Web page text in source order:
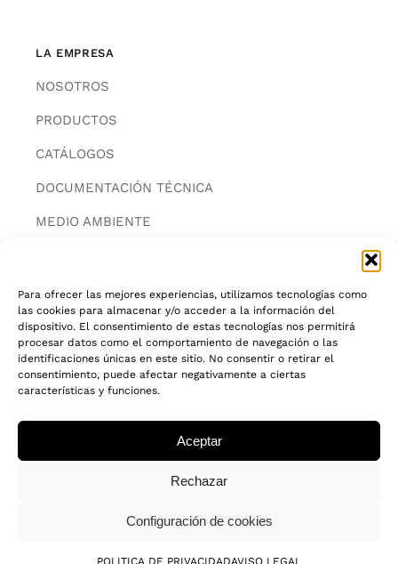
Para ofrecer las mejores experiencias, utilizamos tecnologías como
las cookies para almacenar y/o acceder a la información del
dispositivo. El consentimiento de estas tecnologías nos permitirá
procesar datos como el comportamiento de navegación o las
identificaciones únicas en este sitio. No consentir o retirar el
consentimiento, puede afectar negativamente a ciertas
características y funciones.
Aceptar
Rechazar
Configuración de cookies
POLITICA DE PRIVACIDADAVISO LEGAL
LA EMPRESA
NOSOTROS
PRODUCTOS
CATÁLOGOS
DOCUMENTACIÓN TÉCNICA
MEDIO AMBIENTE
INFORMACIÓN
AVISO LEGAL
POLITICA DE PRIVACIDAD
CADENA DE CUSTODIA FSC®